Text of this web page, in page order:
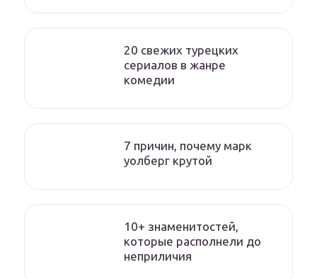
20 свежих турецких
сериалов в жанре
комедии
7 причин, почему марк
уолберг крутой
10+ знаменитостей,
которые располнели до
неприличия